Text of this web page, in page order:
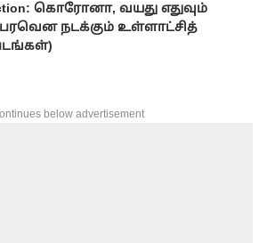
கொரோனா, வயது எதுவும்
நடக்கும் உள்ளாட்சித்
below advertisement